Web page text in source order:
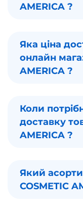
AMERICA ?
Яка ціна
онлайн
AMERICA ?
Коли
доставку
AMERICA ?
Який
COSMETIC